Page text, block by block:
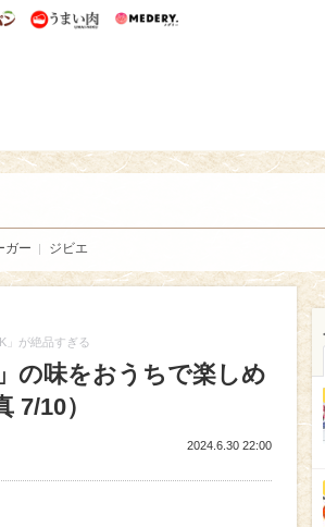
うまいパン うまい肉
ガー ジビエ
」が絶品すぎる
の味をおうちで楽しめ
7/10）
2024.6.30 22:00